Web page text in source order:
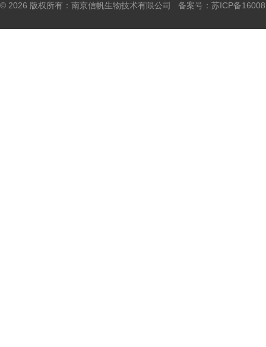
© 2026 版权所有：南京信帆生物技术有限公司 备案号： 苏ICP备